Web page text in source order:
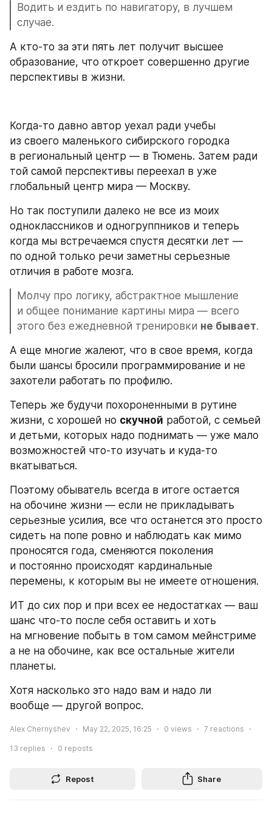
Водить и ездить по навигатору, в лучшем
случае.
А кто-то за эти пять лет получит высшее
образование, что откроет совершенно другие
перспективы в жизни.
Когда-то давно автор уехал ради учебы
из своего маленького сибирского городка
в региональный центр — в Тюмень. Затем ради
той самой перспективы переехал в уже
глобальный центр мира — Москву.
Но так поступили далеко не все из моих
одноклассников и одногруппников и теперь
когда мы встречаемся спустя десятки лет —
по одной только речи заметны серьезные
отличия в работе мозга.
Молчу про логику, абстрактное мышление
и общее понимание картины мира — всего
этого без ежедневной тренировки не бывает.
А еще многие жалеют, что в свое время, когда
были шансы бросили программирование и не
захотели работать по профилю.
Теперь же будучи похороненными в рутине
жизни, с хорошей но скучной работой, с семьей
и детьми, которых надо поднимать — уже мало
возможностей что-то изучать и куда-то
вкатываться.
Поэтому обыватель всегда в итоге остается
на обочине жизни — если не прикладывать
серьезные усилия, все что останется это просто
сидеть на попе ровно и наблюдать как мимо
проносятся года, сменяются поколения
и постоянно происходят кардинальные
перемены, к которым вы не имеете отношения.
ИТ до сих пор и при всех ее недостатках — ваш
шанс что-то после себя оставить и хоть
на мгновение побыть в том самом мейнстриме
а не на обочине, как все остальные жители
планеты.
Хотя насколько это надо вам и надо ли
вообще — другой вопрос.
Alex Chernyshev May 22, 2025, 16:25 0 views 7 reactions
13 replies 0 reposts
Repost Share